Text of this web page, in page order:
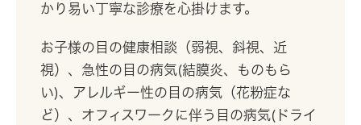
かり易い丁寧な診療を心掛けます。
お子様の目の健康相談（弱視、斜視、近
視）、急性の目の病気(結膜炎、ものもら
い)、アレルギー性の目の病気（花粉症な
ど）、オフィスワークに伴う目の病気(ドライ